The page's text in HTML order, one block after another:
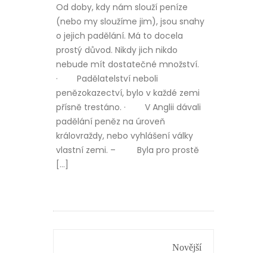
Od doby, kdy nám slouží peníze
(nebo my sloužíme jim), jsou snahy
o jejich padělání. Má to docela
prostý důvod. Nikdy jich nikdo
nebude mít dostatečné množství.
· Padělatelství neboli
penězokazectví, bylo v každé zemi
přísně trestáno. · V Anglii dávali
padělání peněz na úroveň
královraždy, nebo vyhlášení války
vlastní zemi. – Byla pro prostě
[…]
Novější